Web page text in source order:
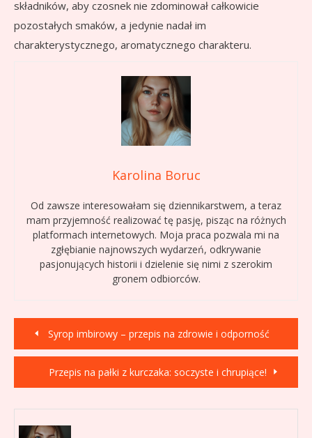
składników, aby czosnek nie zdominował całkowicie
pozostałych smaków, a jedynie nadał im
charakterystycznego, aromatycznego charakteru.
Karolina Boruc
Od zawsze interesowałam się dziennikarstwem, a teraz
mam przyjemność realizować tę pasję, pisząc na różnych
platformach internetowych. Moja praca pozwala mi na
zgłębianie najnowszych wydarzeń, odkrywanie
pasjonujących historii i dzielenie się nimi z szerokim
gronem odbiorców.
Nawigacja
wpisu
Syrop imbirowy – przepis na zdrowie i odporność
Przepis na pałki z kurczaka: soczyste i chrupiące!